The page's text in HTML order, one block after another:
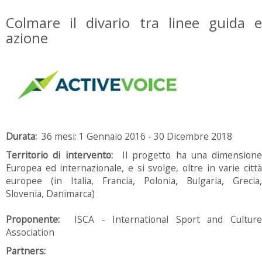
Colmare il divario tra linee guida e
azione
Durata: 36 mesi: 1 Gennaio 2016 - 30 Dicembre 2018
Territorio di intervento: Il progetto ha una dimensione
Europea ed internazionale, e si svolge, oltre in varie città
europee (in Italia, Francia, Polonia, Bulgaria, Grecia,
Slovenia, Danimarca)
Proponente: ISCA - International Sport and Culture
Association
Partners: